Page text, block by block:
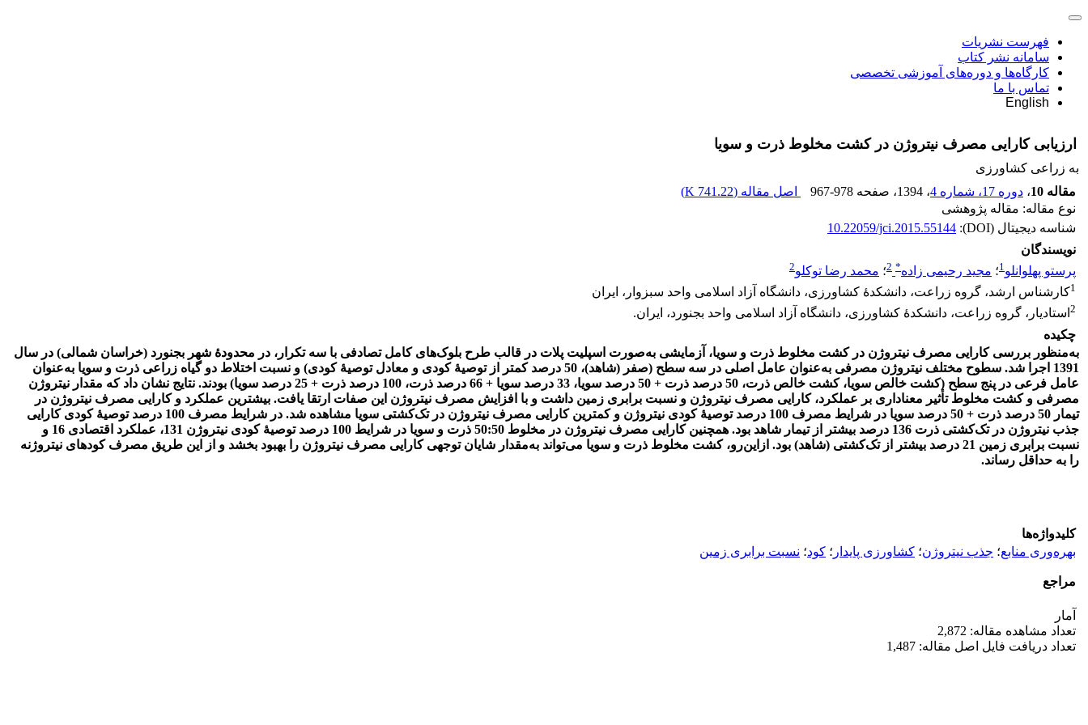
فهرست نشریات
سامانه نشر کتاب
کارگاه‌ها و دوره‌های آموزشی تخصصی
تماس با ما
English
ارزیابی کارایی مصرف نیتروژن در کشت مخلوط ذرت و سویا
به زراعی کشاورزی
مقاله 10
، دوره 17، شماره 4 ، 1394 ، صفحه 967-978 اصل مقاله (741.22 K
)
نوع مقاله: مقاله پژوهشی
شناسه دیجیتال (DOI):
10.22059/jci.2015.55144
نویسندگان
پرستو پهلوانلو1؛ مجید رحیمی زاده*
2؛ محمد رضا توکلو2
1کارشناس ارشد، گروه زراعت، دانشکدۀ کشاورزی، دانشگاه آزاد اسلامی واحد سبزوار، ایران
2 استادیار، گروه زراعت، دانشکدۀ کشاورزی، دانشگاه آزاد اسلامی واحد بجنورد، ایران.
چکیده
به‌منظور بررسی کارایی مصرف نیتروژن در کشت مخلوط ذرت و سویا، آزمایشی به‌صورت اسپلیت پلات در قالب طرح بلوک‌های کامل تصادفی با سه تکرار، در محدودۀ شهر بجنورد (خراسان شمالی) در سال
1391 اجرا شد. سطوح مختلف نیتروژن مصرفی به‌عنوان عامل اصلی در سه سطح (صفر (شاهد)، 50 درصد کمتر از توصیۀ کودی و معادل توصیۀ کودی) و نسبت اختلاط دو گیاه زراعی ذرت و سویا به‌عنوان
عامل فرعی در پنج سطح (کشت خالص سویا، کشت خالص ذرت، 50 درصد ذرت + 50 درصد سویا، 33 درصد سویا + 66 درصد ذرت، 100 درصد ذرت + 25 درصد سویا) بودند. نتایج نشان داد که مقدار نیتروژن
مصرفی و کشت مخلوط تأثیر معناداری بر عملکرد، کارایی مصرف نیتروژن و نسبت برابری زمین داشت و با افزایش مصرف نیتروژن این صفات ارتقا یافت. بیشترین عملکرد و کارایی مصرف نیتروژن در
تیمار 50 درصد ذرت + 50 درصد سویا در شرایط مصرف 100 درصد توصیۀ کودی نیتروژن و کمترین کارایی مصرف نیتروژن در تک‌کشتی سویا مشاهده شد. در شرایط مصرف 100 درصد توصیۀ کودی کارایی
جذب نیتروژن در تک‌کشتی ذرت 136 درصد بیشتر از تیمار شاهد بود. همچنین کارایی مصرف نیتروژن در مخلوط 50:50 ذرت و سویا در شرایط 100 درصد توصیۀ کودی نیتروژن 131، عملکرد اقتصادی 16 و
نسبت برابری زمین 21 درصد بیشتر از تک‌کشتی (شاهد) بود. ازاین‌رو، کشت مخلوط ذرت و سویا می‌تواند به‌مقدار شایان توجهی کارایی مصرف نیتروژن را بهبود بخشد و از این طریق مصرف کودهای نیتروژنه
را به حداقل رساند.
کلیدواژه‌ها
بهره‌وری منابع؛ جذب نیتروژن؛ کشاورزی پایدار ؛ کود؛ نسبت برابری زمین
مراجع
آمار
تعداد مشاهده مقاله: 2,872
تعداد دریافت فایل اصل مقاله: 1,487